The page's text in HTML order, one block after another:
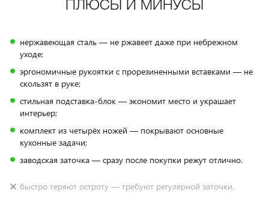
ПЛЮСЫ И МИНУСЫ
нержавеющая сталь — не ржавеет даже при небрежном
уходе;
эргономичные рукоятки с прорезиненными вставками — не
скользят в руке;
стильная подставка‑блок — экономит место и украшает
интерьер;
комплект из четырёх ножей — покрывают основные
кухонные задачи;
заводская заточка — сразу после покупки режут отлично.
быстро теряют остроту — требуют регулярной заточки.